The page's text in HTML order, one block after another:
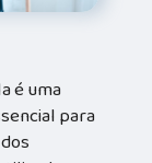
é uma
para